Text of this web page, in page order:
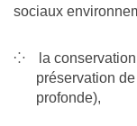
sociaux
la
préservation
profonde),